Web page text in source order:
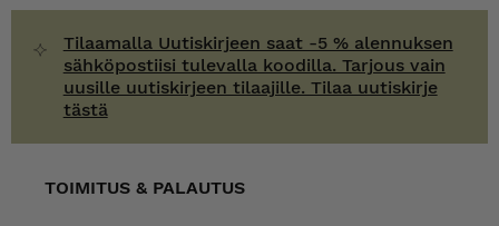
Tilaamalla Uutiskirjeen saat -5 % alennuksen
sähköpostiisi tulevalla koodilla. Tarjous vain
uusille uutiskirjeen tilaajille. Tilaa uutiskirje
tästä
TOIMITUS & PALAUTUS